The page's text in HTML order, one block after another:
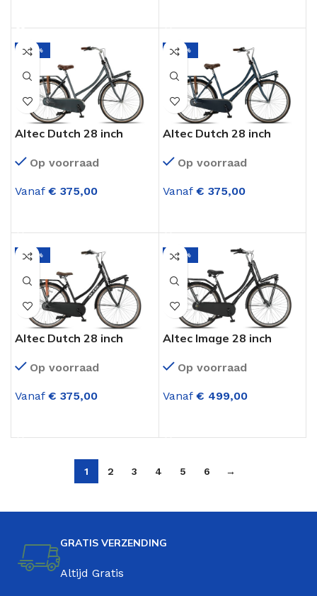
-20%
Altec Dutch 28 inch
Versnellingen Dolphin
Op voorraad
Vanaf € 375,00
-22%
Altec Dutch 28 inch
Versnellingen Jeans Blue
Op voorraad
Vanaf € 375,00
-22%
Altec Dutch 28 inch
Versnellingen Mat Zwart
Op voorraad
Vanaf € 375,00
-20%
Altec Image 28 inch
versnellingen
Zwart
Op voorraad
Vanaf € 499,00
1 2 3 4 5 6 →
GRATIS VERZENDING
Altijd Gratis